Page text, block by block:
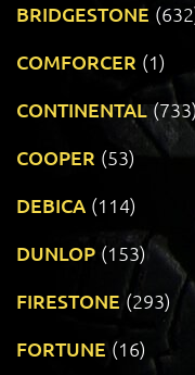
BRIDGESTONE
COMFORCER (1)
CONTINENTAL
COOPER (53)
DEBICA (114)
DUNLOP (153)
FIRESTONE (293)
FORTUNE (16)